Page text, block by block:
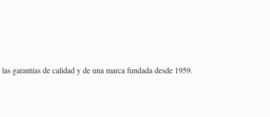
garantías de calidad y de una marca fundada desde 1959.